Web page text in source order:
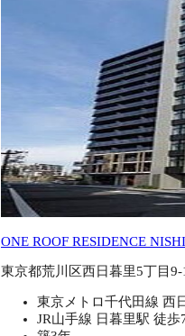
ONE ROOF RESIDENCE
東京都荒川区西日暮里5丁目9-
東京メトロ千代田線 西
JR山手線 日暮里駅 徒歩